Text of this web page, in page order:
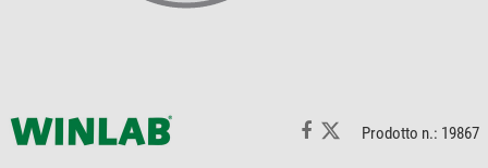
Prodotto n.: 19867